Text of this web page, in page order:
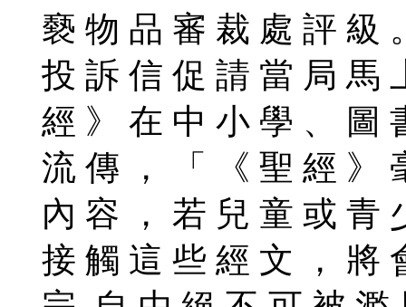
褻 物 品 審 裁 處 評 級
投 訴 信 促 請 當 局 馬
經 》 在 中 小 學 、 圖
流 傳 ， 「 《 聖 經 》
內 容 ， 若 兒 童 或 青
接 觸 這 些 經 文 ， 將